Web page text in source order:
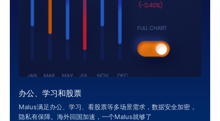
办公、学习和股票
Malus满足办公、学习、看股票等多场景需求，数据安全加密，
隐私有保障。海外回国加速，一个Malus就够了